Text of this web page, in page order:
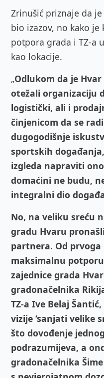
Zrinušić priznaje da
bio izazov, no kako
potpora grada i TZ-a
kao lokacije.
„Odlukom da je Hvar
otežali organizaciju
logistički, ali i
činjenicom da se
dugogodišnje
sportskih
izgleda napraviti
domaćini ne budu,
integralni dio
No, na veliku sreću
gradu Hvaru
partnera. Od
maksimalnu
zajednice grada
gradonačelnika
TZ-a Ive Belaj
vizije ‘sanjati velike
što dovođenje
podrazumijeva, a
gradonačelnika